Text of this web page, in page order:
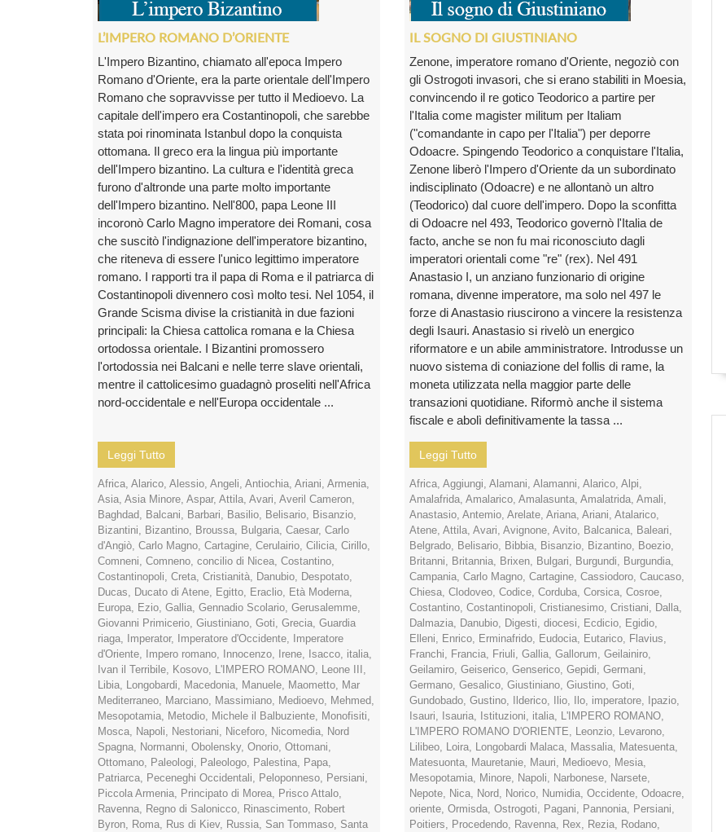
L’IMPERO ROMANO D’ORIENTE
L'Impero Bizantino, chiamato all'epoca Impero
Romano d'Oriente, era la parte orientale dell'Impero
Romano che sopravvisse per tutto il Medioevo. La
capitale dell'impero era Costantinopoli, che sarebbe
stata poi rinominata Istanbul dopo la conquista
ottomana. Il greco era la lingua più importante
dell'Impero bizantino. La cultura e l'identità greca
furono d'altronde una parte molto importante
dell'Impero bizantino. Nell'800, papa Leone III
incoronò Carlo Magno imperatore dei Romani, cosa
che suscitò l'indignazione dell'imperatore bizantino,
che riteneva di essere l'unico legittimo imperatore
romano. I rapporti tra il papa di Roma e il patriarca di
Costantinopoli divennero così molto tesi. Nel 1054, il
Grande Scisma divise la cristianità in due fazioni
principali: la Chiesa cattolica romana e la Chiesa
ortodossa orientale. I Bizantini promossero
l'ortodossia nei Balcani e nelle terre slave orientali,
mentre il cattolicesimo guadagnò proseliti nell'Africa
nord-occidentale e nell'Europa occidentale ...
Leggi Tutto
Africa, Alarico, Alessio, Angeli, Antiochia, Ariani, Armenia,
Asia, Asia Minore, Aspar, Attila, Avari, Averil Cameron,
Baghdad, Balcani, Barbari, Basilio, Belisario, Bisanzio,
Bizantini, Bizantino, Broussa, Bulgaria, Caesar, Carlo
d'Angiò, Carlo Magno, Cartagine, Cerulairio, Cilicia, Cirillo,
Comneni, Comneno, concilio di Nicea, Costantino,
Costantinopoli, Creta, Cristianità, Danubio, Despotato,
Ducas, Ducato di Atene, Egitto, Eraclio, Età Moderna,
Europa, Ezio, Gallia, Gennadio Scolario, Gerusalemme,
Giovanni Primicerio, Giustiniano, Goti, Grecia, Guardia
riaga, Imperator, Imperatore d'Occidente,
Imperatore
d'Oriente, Impero romano, Innocenzo, Irene, Isacco, italia,
Ivan il Terribile, Kosovo, L'IMPERO ROMANO, Leone III ,
Libia, Longobardi, Macedonia, Manuele, Maometto, Mar
Mediterraneo, Marciano, Massimiano, Medioevo, Mehmed,
Mesopotamia, Metodio, Michele il Balbuziente, Monofisiti,
Mosca, Napoli, Nestoriani, Niceforo, Nicomedia, Nord
Spagna, Normanni, Obolensky, Onorio, Ottomani,
Ottomano, Paleologi, Paleologo, Palestina, Papa,
Patriarca, Peceneghi Occidentali, Peloponneso, Persiani,
Piccola Armenia, Principato di Morea, Prisco Attalo,
Ravenna, Regno di Salonicco, Rinascimento, Robert
Byron, Roma, Rus di Kiev, Russia, San Tommaso, Santa
IL SOGNO DI GIUSTINIANO
Zenone, imperatore romano d'Oriente, negoziò con
gli Ostrogoti invasori, che si erano stabiliti in Moesia,
convincendo il re gotico Teodorico a partire per
l'Italia come magister militum per Italiam
("comandante in capo per l'Italia") per deporre
Odoacre. Spingendo Teodorico a conquistare l'Italia,
Zenone liberò l'Impero d'Oriente da un subordinato
indisciplinato (Odoacre) e ne allontanò un altro
(Teodorico) dal cuore dell'impero. Dopo la sconfitta
di Odoacre nel 493, Teodorico governò l'Italia de
facto, anche se non fu mai riconosciuto dagli
imperatori orientali come "re" (rex). Nel 491
Anastasio I, un anziano funzionario di origine
romana, divenne imperatore, ma solo nel 497 le
forze di Anastasio riuscirono a vincere la resistenza
degli Isauri. Anastasio si rivelò un energico
riformatore e un abile amministratore. Introdusse un
nuovo sistema di coniazione del follis di rame, la
moneta utilizzata nella maggior parte delle
transazioni quotidiane. Riformò anche il sistema
fiscale e abolì definitivamente la tassa ...
Leggi Tutto
Africa, Aggiungi, Alamani, Alamanni, Alarico, Alpi,
Amalafrida, Amalarico, Amalasunta, Amalatrida, Amali,
Anastasio, Antemio, Arelate, Ariana, Ariani, Atalarico,
Atene, Attila, Avari, Avignone, Avito, Balcanica, Baleari,
Belgrado, Belisario, Bibbia, Bisanzio, Bizantino, Boezio,
Britanni, Britannia, Brixen, Bulgari, Burgundi, Burgundia,
Campania, Carlo Magno, Cartagine, Cassiodoro, Caucaso,
Chiesa, Clodoveo, Codice, Corduba, Corsica, Cosroe,
Costantino, Costantinopoli, Cristianesimo, Cristiani, Dalla,
Dalmazia, Danubio, Digesti, diocesi, Ecdicio, Egidio,
Elleni, Enrico, Erminafrido, Eudocia, Eutarico, Flavius,
Franchi, Francia, Friuli, Gallia, Gallorum, Geilainiro,
Geilamiro, Geiserico, Genserico, Gepidi, Germani,
Germano, Gesalico, Giustiniano, Giustino, Goti,
Gundobado, Gustino, Ilderico, Ilio, Ilo, imperatore, Ipazio,
Isauri, Isauria, Istituzioni, italia, L'IMPERO ROMANO,
L'IMPERO ROMANO D'ORIENTE, Leonzio, Levarono,
Lilibeo, Loira, Longobardi Malaca, Massalia, Matesuenta,
Matesuonta, Mauretanie, Mauri, Medioevo, Mesia,
Mesopotamia, Minore, Napoli, Narbonese, Narsete,
Nepote, Nica, Nord, Norico, Numidia, Occidente, Odoacre,
oriente, Ormisda, Ostrogoti, Pagani, Pannonia, Persiani,
Poitiers, Procedendo, Ravenna, Rex, Rezia, Rodano,